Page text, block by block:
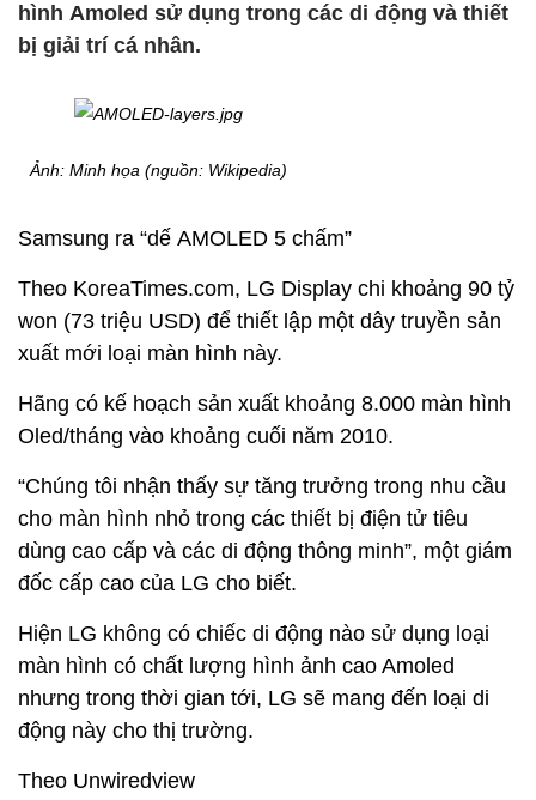
hình Amoled sử dụng trong các di động và thiết
bị giải trí cá nhân.
Ảnh: Minh họa (nguồn: Wikipedia)
Samsung ra “dế AMOLED 5 chấm”
Theo KoreaTimes.com, LG Display chi khoảng 90 tỷ
won (73 triệu USD) để thiết lập một dây truyền sản
xuất mới loại màn hình này.
Hãng có kế hoạch sản xuất khoảng 8.000 màn hình
Oled/tháng vào khoảng cuối năm 2010.
“Chúng tôi nhận thấy sự tăng trưởng trong nhu cầu
cho màn hình nhỏ trong các thiết bị điện tử tiêu
dùng cao cấp và các di động thông minh”, một giám
đốc cấp cao của LG cho biết.
Hiện LG không có chiếc di động nào sử dụng loại
màn hình có chất lượng hình ảnh cao Amoled
nhưng trong thời gian tới, LG sẽ mang đến loại di
động này cho thị trường.
Theo Unwiredview